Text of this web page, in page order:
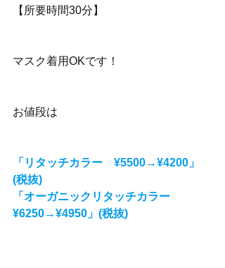
【所要時間30分】
マスク着用OKです！
お値段は
「リタッチカラー　¥5500→¥4200」
(税抜)
「オーガニックリタッチカラー
¥6250→¥4950」(税抜)